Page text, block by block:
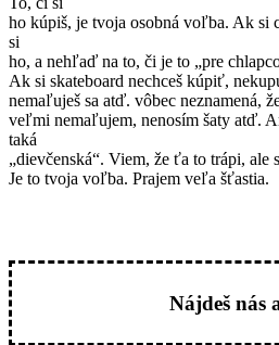
ho kúpiš, je tvoja osobná voľba. Ak si
si
ho, a nehľaď na to, či je to „pre
Ak si skateboard nechceš kúpiť,
nemaľuješ sa atď. vôbec neznamená,
veľmi nemaľujem, nenosím šaty atď.
taká
„dievčenská“. Viem, že ťa to trápi, ale
Je to tvoja voľba. Prajem veľa šťastia.
Nájdeš nás